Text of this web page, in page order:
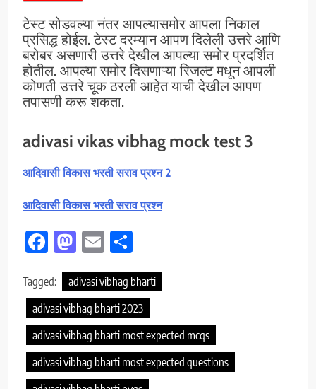
टेस्ट सोडवल्या नंतर आपल्यासमोर आपला निकाल
प्रसिद्ध होईल. टेस्ट दरम्यान आपण दिलेली उत्तरे आणि
बरोबर असणारी उत्तरे देखील आपल्या समोर प्रदर्शित
होतील. आपल्या समोर दिसणाऱ्या रिजल्ट मधून आपली
कोणती उत्तरे चूक ठरली आहेत याची देखील आपण
तपासणी करू शकता.
adivasi vikas vibhag mock test 3
आदिवासी विकास भरती सराव प्रश्न 2
आदिवासी विकास भरती सराव प्रश्न
Facebook
Mastodon
Email
Tagged:
adivasi vibhag bharti
adivasi vibhag bharti 2023
adivasi vibhag bharti most expected mcqs
adivasi vibhag bharti most expected questions